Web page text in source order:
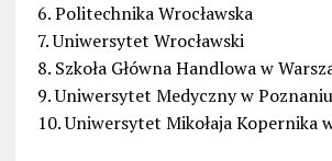
6. Politechnika Wrocławska
7. Uniwersytet Wrocławski
8. Szkoła Główna Handlowa w
9. Uniwersytet Medyczny w Poznaniu
10. Uniwersytet Mikołaja Kopernika